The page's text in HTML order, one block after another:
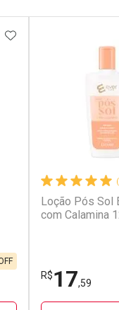
ADICIONAR AOS
Loção Pós Sol
com Calamina
R$17,59